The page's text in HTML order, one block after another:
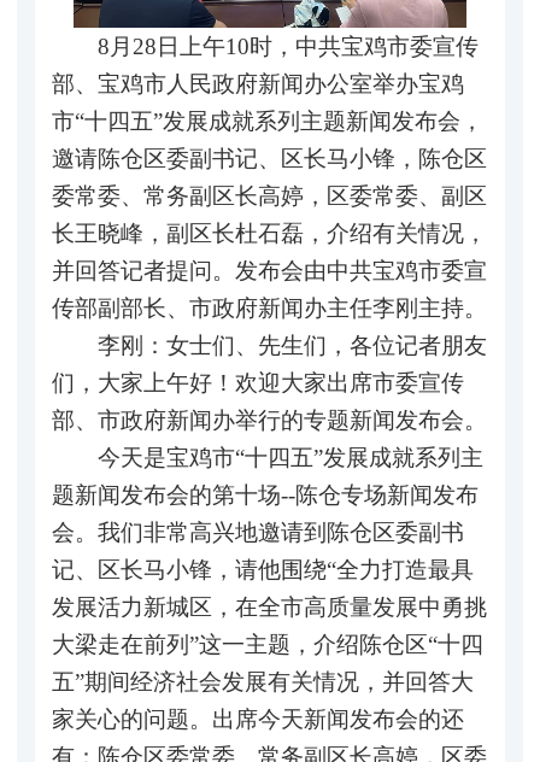
8月28日上午10时，中共宝鸡市委宣传
部、宝鸡市人民政府新闻办公室举办宝鸡
市“十四五”发展成就系列主题新闻发布会，
邀请陈仓区委副书记、区长马小锋，陈仓区
委常委、常务副区长高婷，区委常委、副区
长王晓峰，副区长杜石磊，介绍有关情况，
并回答记者提问。发布会由中共宝鸡市委宣
传部副部长、市政府新闻办主任李刚主持。
李刚：女士们、先生们，各位记者朋友
们，大家上午好！欢迎大家出席市委宣传
部、市政府新闻办举行的专题新闻发布会。
今天是宝鸡市“十四五”发展成就系列主
题新闻发布会的第十场--陈仓专场新闻发布
会。我们非常高兴地邀请到陈仓区委副书
记、区长马小锋，请他围绕“全力打造最具
发展活力新城区，在全市高质量发展中勇挑
大梁走在前列”这一主题，介绍陈仓区“十四
五”期间经济社会发展有关情况，并回答大
家关心的问题。出席今天新闻发布会的还
有：陈仓区委常委、常务副区长高婷，区委